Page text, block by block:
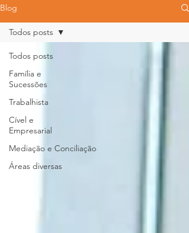
Blog
Todos posts
Família e
Sucessões
Trabalhista
Cível e
Empresarial
⁠Mediação e Conciliação
Áreas diversas
Todos posts